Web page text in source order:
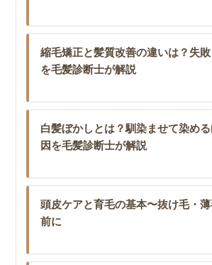
縮毛矯正と髪質改善の違いは？失
を毛髪診断士が解説
白髪ぼかしとは？馴染ませて染め
因を毛髪診断士が解説
頭皮ケアと育毛の基本〜抜け毛・
前に